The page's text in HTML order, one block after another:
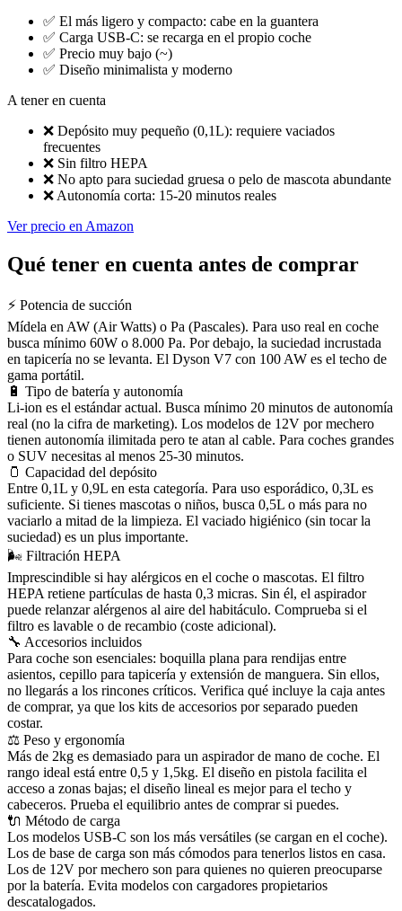
✅ El más ligero y compacto: cabe en la guantera
✅ Carga USB-C: se recarga en el propio coche
✅ Precio muy bajo (~)
✅ Diseño minimalista y moderno
A tener en cuenta
❌ Depósito muy pequeño (0,1L): requiere vaciados
frecuentes
❌ Sin filtro HEPA
❌ No apto para suciedad gruesa o pelo de mascota abundante
❌ Autonomía corta: 15-20 minutos reales
Ver precio en Amazon
Qué tener en cuenta antes de comprar
⚡ Potencia de succión
Mídela en AW (Air Watts) o Pa (Pascales). Para uso real en coche
busca mínimo 60W o 8.000 Pa. Por debajo, la suciedad incrustada
en tapicería no se levanta. El Dyson V7 con 100 AW es el techo de
gama portátil.
🔋 Tipo de batería y autonomía
Li-ion es el estándar actual. Busca mínimo 20 minutos de autonomía
real (no la cifra de marketing). Los modelos de 12V por mechero
tienen autonomía ilimitada pero te atan al cable. Para coches grandes
o SUV necesitas al menos 25-30 minutos.
🫙 Capacidad del depósito
Entre 0,1L y 0,9L en esta categoría. Para uso esporádico, 0,3L es
suficiente. Si tienes mascotas o niños, busca 0,5L o más para no
vaciarlo a mitad de la limpieza. El vaciado higiénico (sin tocar la
suciedad) es un plus importante.
🌬️ Filtración HEPA
Imprescindible si hay alérgicos en el coche o mascotas. El filtro
HEPA retiene partículas de hasta 0,3 micras. Sin él, el aspirador
puede relanzar alérgenos al aire del habitáculo. Comprueba si el
filtro es lavable o de recambio (coste adicional).
🔧 Accesorios incluidos
Para coche son esenciales: boquilla plana para rendijas entre
asientos, cepillo para tapicería y extensión de manguera. Sin ellos,
no llegarás a los rincones críticos. Verifica qué incluye la caja antes
de comprar, ya que los kits de accesorios por separado pueden
costar.
⚖️ Peso y ergonomía
Más de 2kg es demasiado para un aspirador de mano de coche. El
rango ideal está entre 0,5 y 1,5kg. El diseño en pistola facilita el
acceso a zonas bajas; el diseño lineal es mejor para el techo y
cabeceros. Prueba el equilibrio antes de comprar si puedes.
🔌 Método de carga
Los modelos USB-C son los más versátiles (se cargan en el coche).
Los de base de carga son más cómodos para tenerlos listos en casa.
Los de 12V por mechero son para quienes no quieren preocuparse
por la batería. Evita modelos con cargadores propietarios
descatalogados.